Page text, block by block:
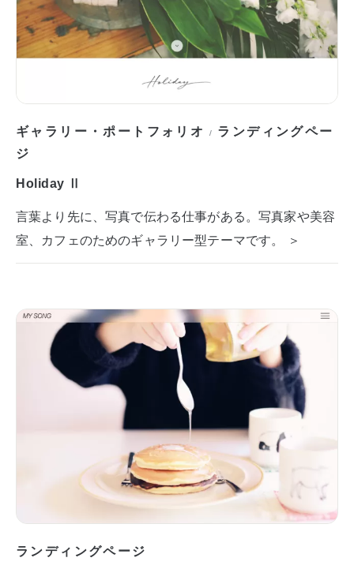
ギャラリー・ポートフォリオ / ランディングペー
ジ
Holiday Ⅱ
言葉より先に、写真で伝わる仕事がある。写真家や美容
室、カフェのためのギャラリー型テーマです。 ＞
ランディングページ